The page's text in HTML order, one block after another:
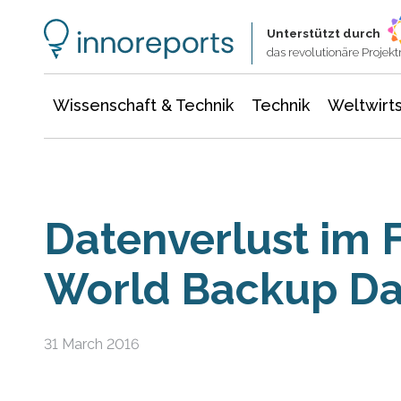
Unterstützt durch
das revolutionäre
Wissenschaft & Technik Technik
Datenverlust im
World Backup
31 March 2016